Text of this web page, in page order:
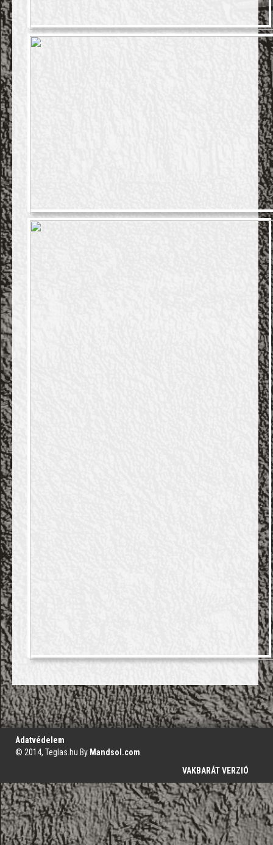
';
Adatvédelem
© 2014, Teglas.hu By Mandsol.com
VAKBARÁT VERZIÓ